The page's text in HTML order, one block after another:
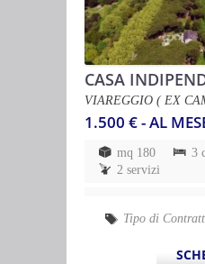
CASA
VIAREGGIO ( EX
1.500 € - AL
mq 180
3
2 servizi
Tipo di